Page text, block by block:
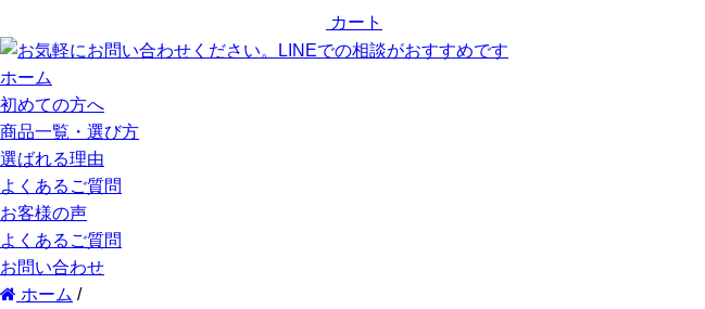
カート
ホーム
初めての方へ
商品一覧・選び方
選ばれる理由
よくあるご質問
お客様の声
よくあるご質問
お問い合わせ
ホーム /